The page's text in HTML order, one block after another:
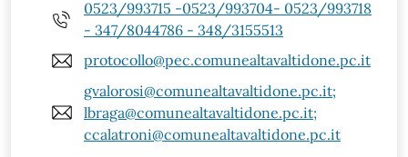
0523/993715 -0523/993704- 0523/993718
- 347/8044786 - 348/3155513
protocollo@pec.comunealtavaltidone.pc.it
gvalorosi@comunealtavaltidone.pc.it;
lbraga@comunealtavaltidone.pc.it;
ccalatroni@comunealtavaltidone.pc.it